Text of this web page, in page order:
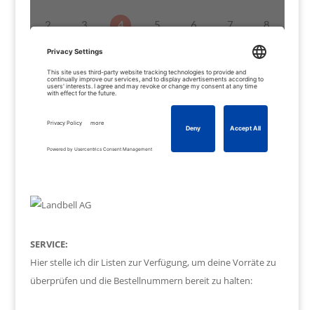
SERVICE:
Hier stelle ich dir Listen zur Verfügung, um deine Vorräte zu
überprüfen und die Bestellnummern bereit zu halten: